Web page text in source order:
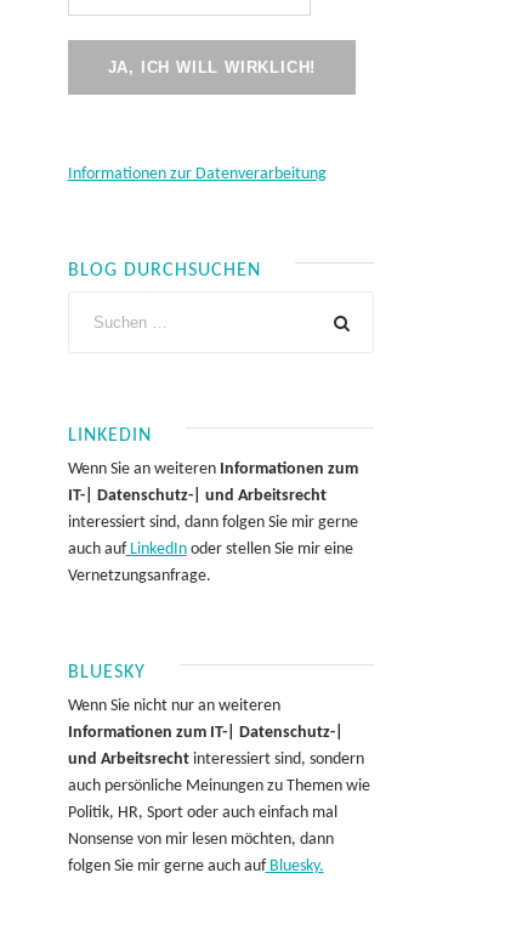
Informationen zur Datenverarbeitung
BLOG DURCHSUCHEN
LINKEDIN
Wenn Sie an weiteren Informationen zum
IT-| Datenschutz-| und Arbeitsrecht
interessiert sind, dann folgen Sie mir gerne
auch aufLinkedInoder stellen Sie mir eine
Vernetzungsanfrage.
BLUESKY
Wenn Sie nicht nur an weiteren
Informationen zum IT-| Datenschutz-|
und Arbeitsrechtinteressiert sind, sondern
auch persönliche Meinungen zu Themen wie
Politik, HR, Sport oder auch einfach mal
Nonsense von mir lesen möchten, dann
folgen Sie mir gerne auch aufBluesky.